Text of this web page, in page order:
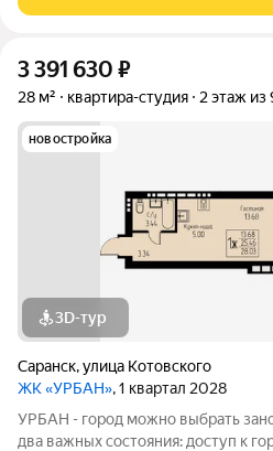
3 391 630 ₽
28 м² квартира-студия 2 этаж из
новостройка
3D-тур
Саранск,улица Котовского
ЖК «УРБАН», 1 квартал 2028
УРБАН - город можно выбрать
два важных состояния: доступ к